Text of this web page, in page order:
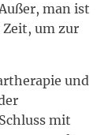
man ist
um zur
und
mit